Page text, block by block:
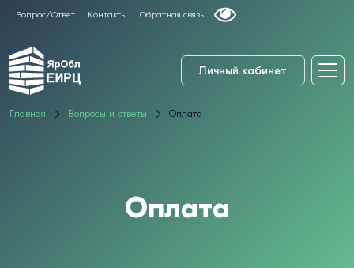
Вопрос/Ответ Контакты Обратная связь
Личный кабинет
Главная Вопросы и ответы Оплата
Оплата